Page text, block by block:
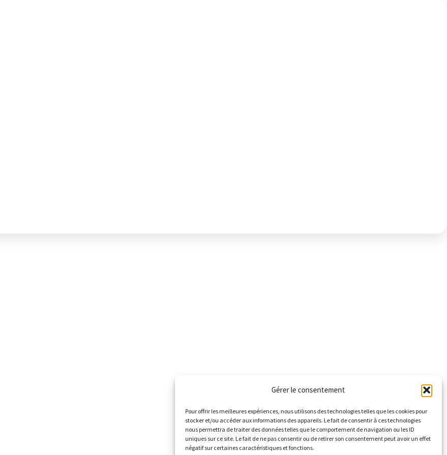
Gérer le consentement
Pour offrir les meilleures expériences, nous utilisons des technologies telles que les cookies pour
stocker et/ou accéder aux informations des appareils. Le fait de consentir à ces technologies
nous permettra de traiter des données telles que le comportement de navigation ou les ID
uniques sur ce site. Le fait de ne pas consentir ou de retirer son consentement peut avoir un effet
négatif sur certaines caractéristiques et fonctions.